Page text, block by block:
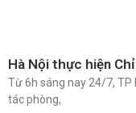
Hà Nội thực hiện
Từ 6h sáng nay 24/7, TP
tác phòng,